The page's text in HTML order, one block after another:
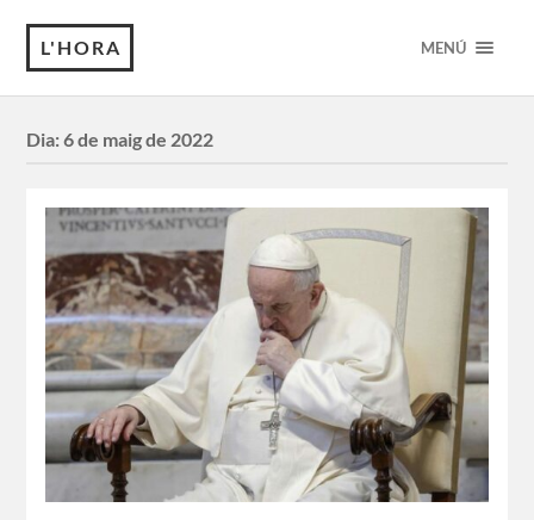
L'HORA MENÚ
Dia:6 de maig de 2022